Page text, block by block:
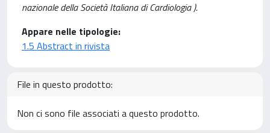
nazionale della Società Italiana di Cardiologia ).
Appare nelle tipologie:
1.5 Abstract in rivista
File in questo prodotto:
Non ci sono file associati a questo prodotto.